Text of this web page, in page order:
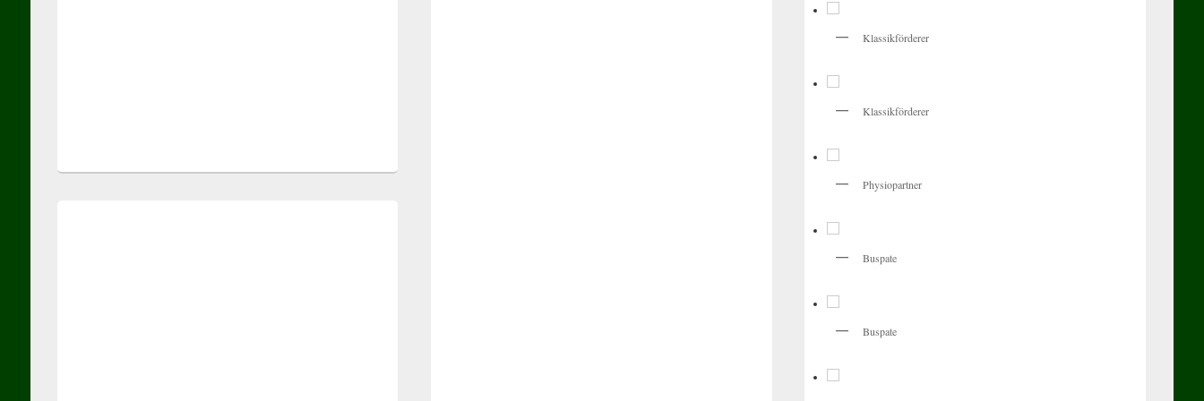
Klassikförderer
Klassikförderer
Physiopartner
Buspate
Buspate